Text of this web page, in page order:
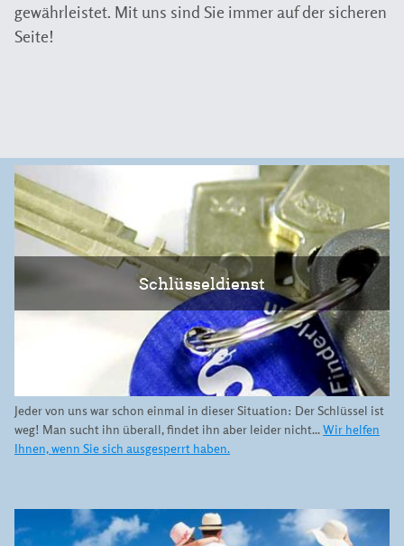
gewährleistet. Mit uns sind Sie immer auf der sicheren
Seite!
Schlüsseldienst
Jeder von uns war schon einmal in dieser Situation: Der Schlüssel ist
weg! Man sucht ihn überall, findet ihn aber leider nicht...Wir helfen
Ihnen, wenn Sie sich ausgesperrt haben.